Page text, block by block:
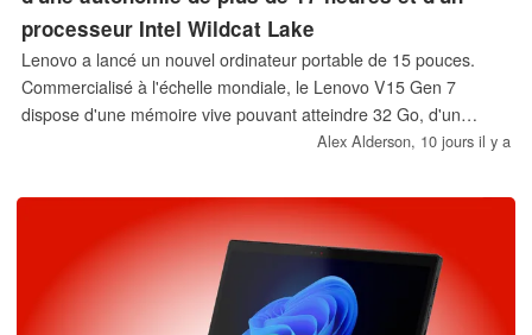
processeur Intel Wildcat Lake
Lenovo a lancé un nouvel ordinateur portable de 15 pouces.
Commercialisé à l'échelle mondiale, le Lenovo V15 Gen 7
dispose d'une mémoire vive pouvant atteindre 32 Go, d'un
espace de stockage extensible et d'un choix de processeurs
Alex Alderson, 10 jours il y a